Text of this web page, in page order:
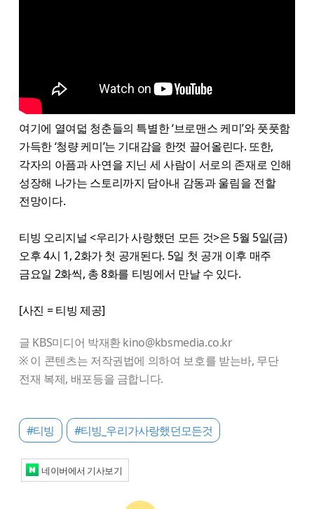
여기에 열여덟 청춘들의 특별한 ‘브로맨스 케미’와 풋풋함
가득한 ‘청량 케미’는 기대감을 한껏 끌어올린다. 또한,
각자의 아픔과 사연을 지닌 세 사람이 서로의 존재로 인해
성장해 나가는 스토리까지 담아내 감동과 울림을 전할
전망이다.
티빙 오리지널 <우리가 사랑했던 모든 것>은 5월 5일(금)
오후 4시 1, 2화가 첫 공개된다. 5일 첫 공개 이후 매주
금요일 2화씩, 총 8화를 티빙에서 만날 수 있다.
[사진 = 티빙 제공]
글 KBS미디어 박재환 kino@kbsmedia.co.kr
※ 이 콘텐츠는 저작권법에 의하여 보호를 받는바, 무단
전재 복제, 배포등을 금합니다.
#티빙 #티빙_우리가사랑했던모든것
네이버에서 기사보기